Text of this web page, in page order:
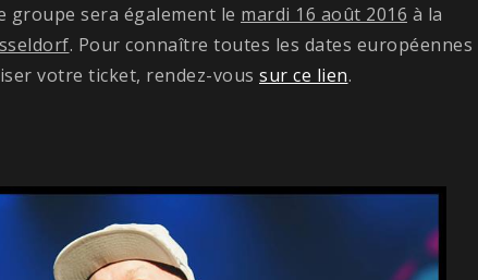
groupe sera également le mardi 16 août 2016 à la
. Pour connaître toutes les dates européennes
votre ticket, rendez-vous sur ce lien.